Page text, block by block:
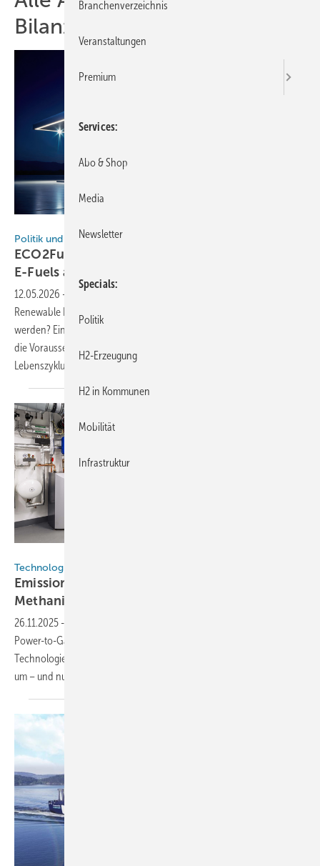
Bilanz
Politik und Recht
ECO2Fuel-Bericht: Wann gelten CO₂-basierte
E-Fuels als
12.05.2026 -
Wann dürfen CO₂-basierte E-Fuels in der EU als
Renewable Fuels of Non-Biological Origin (RFNBO) anerkannt
werden? Ein Compliance-Report des EU-Projekts ECO2Fuel benennt
die Voraussetzungen – von der Strombeschaffung bis zur
Lebenszyklusbilanz.
Technologie
Emissionsfreier CO₂-Kreislauf: Cytok setzt auf
Methanisierung mit
26.11.2025 -
Power-to-Gas-Anlagen einen Nutzungsgrad von über 85 Prozent. Die
Technologie wandelt überschüssigen Strom in synthetisches Methan
um – und nutzt dabei CO₂ und Sauerstoff vollständig im
Branchenverzeichnis
Veranstaltungen
Premium
Services
Abo & Shop
Media
Newsletter
Specials
Politik
H2-Erzeugung
H2 in Kommunen
Mobilität
Infrastruktur